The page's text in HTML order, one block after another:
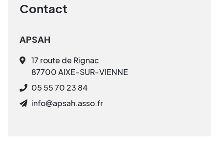
Contact
APSAH
17 route de Rignac
87700 AIXE-SUR-VIENNE
05 55 70 23 84
info@apsah.asso.fr